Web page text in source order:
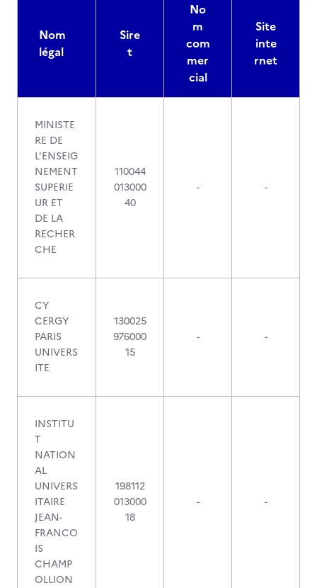
Nom
légal
Sire
t
No
m
com
mer
cial
Site
inte
rnet
MINISTE
RE DE
L'ENSEIG
NEMENT
SUPERIE
UR ET
DE LA
RECHER
CHE
110044
013000
40
- -
CY
CERGY
PARIS
UNIVERS
ITE
130025
976000
15
- -
INSTITU
T
NATION
AL
UNIVERS
ITAIRE
JEAN-
FRANCO
IS
CHAMP
OLLION
198112
013000
18
- -